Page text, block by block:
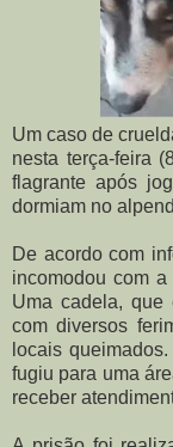
Um caso de
nesta terça-feira
flagrante após
dormiam no
De acordo com
incomodou com
Uma cadela, que
com diversos
locais
fugiu para uma
receber